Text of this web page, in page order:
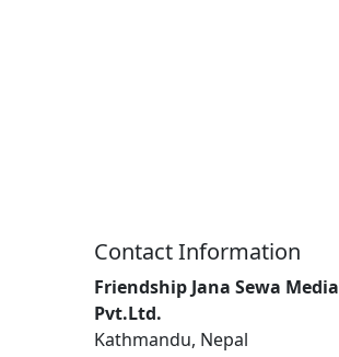
Contact Information
Friendship Jana Sewa Media
Pvt.Ltd.
Kathmandu, Nepal